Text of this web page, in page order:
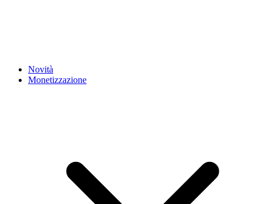
Novità
Monetizzazione